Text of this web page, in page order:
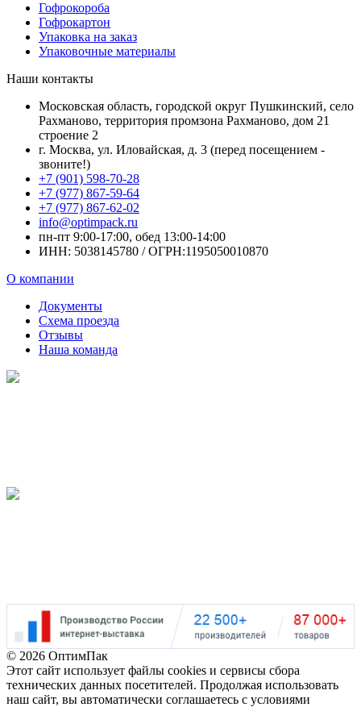
Гофрокороба
Гофрокартон
Упаковка на заказ
Упаковочные материалы
Наши контакты
Московская область, городской округ Пушкинский, село
Рахманово, территория промзона Рахманово, дом 21
строение 2
г. Москва, ул. Иловайская, д. 3 (перед посещением -
звоните!)
+7 (901) 598-70-28
+7 (977) 867-59-64
+7 (977) 867-62-02
info@optimpack.ru
пн-пт 9:00-17:00, обед 13:00-14:00
ИНН: 5038145780 / ОГРН:1195050010870
О компании
Документы
Схема проезда
Отзывы
Наша команда
© 2026 ОптимПак
Этот сайт использует файлы cookies и сервисы сбора
технических данных посетителей. Продолжая использовать
наш сайт, вы автоматически соглашаетесь с условиями